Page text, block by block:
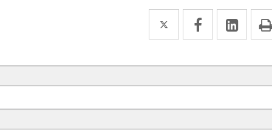
Twitter
Enlace
a
una
aplicación
Facebook
Enlace
a
una
aplicación
a
una